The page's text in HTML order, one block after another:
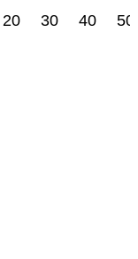
20 30 40 50